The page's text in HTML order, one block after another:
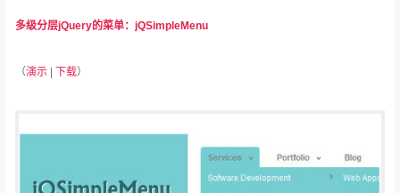
多级分层jQuery的菜单：jQSimpleMenu
（演示 下载）